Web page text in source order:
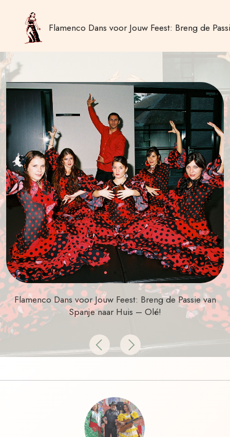
Flamenco Dans voor Jouw Feest: Breng de
Flamenco Dans voor Jouw Feest: Breng de Passie van
Spanje naar Huis – Olé!
PreviousNext